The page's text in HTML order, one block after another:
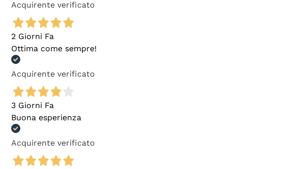
Acquirente verificato
2 Giorni Fa
Ottima come sempre!
Acquirente verificato
3 Giorni Fa
Buona esperienza
Acquirente verificato